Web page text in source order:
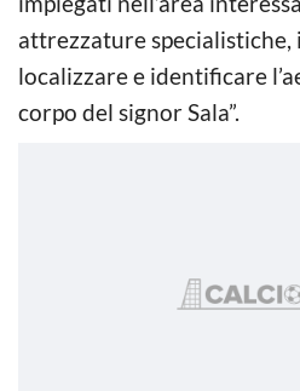
attrezzature specialistiche,
localizzare e identificare
corpo del signor Sala”.